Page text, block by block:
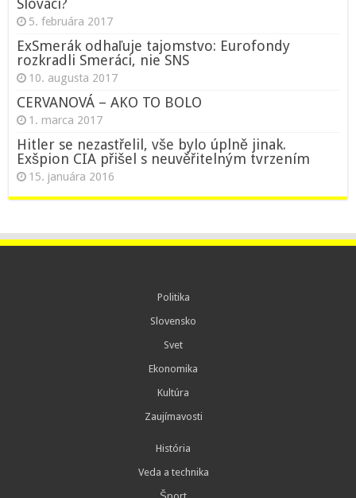
Slováci?
5. februára 2017
ExSmerák odhaľuje tajomstvo: Eurofondy
rozkradli Smeráci, nie SNS
10. augusta 2017
CERVANOVÁ – AKO TO BOLO
1. marca 2017
Hitler se nezastřelil, vše bylo úplně jinak.
Exšpion CIA přišel s neuvěřitelným tvrzením
15. januára 2016
Politika
Slovensko
Svet
Ekonomika
Kultúra
Zaujímavosti
História
Veda a technika